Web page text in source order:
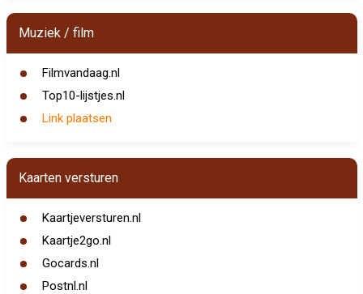
Muziek / film
Filmvandaag.nl
Top10-lijstjes.nl
Link plaatsen
Kaarten versturen
Kaartjeversturen.nl
Kaartje2go.nl
Gocards.nl
Postnl.nl